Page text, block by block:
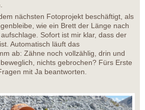
nächsten Fotoprojekt beschäftigt, als
wie ein Brett der Länge nach
Sofort ist mir klar, dass der
Automatisch läuft das
ab: Zähne noch vollzählig, drin und
nichts gebrochen? Fürs Erste
mit Ja beantworten.